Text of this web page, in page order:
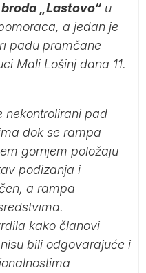
broda „Lastovo“ u
a jedan je
padu pramčane
Mali Lošinj dana 11.
nekontrolirani pad
dok se rampa
gornjem položaju
podizanja i
a rampa
kako članovi
nisu bili odgovarajuće i